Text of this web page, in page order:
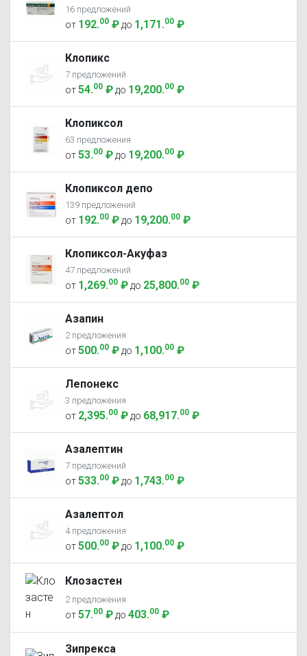
16 предложений
от 192.00 ₽ до 1,171.00 ₽
Клопикс
7 предложений
от54.00 ₽ до 19,200.00 ₽
Клопиксол
63 предложения
от53.00 ₽ до 19,200.00 ₽
Клопиксол депо
139 предложений
от 192.00 ₽ до 19,200.00 ₽
Клопиксол-Акуфаз
47 предложений
от 1,269.00 ₽ до 25,800.00 ₽
Азапин
2 предложения
от500.00 ₽ до 1,100.00 ₽
Лепонекс
3 предложения
от 2,395.00 ₽ до 68,917.00 ₽
Азалептин
7 предложений
от533.00 ₽ до 1,743.00 ₽
Азалептол
4 предложения
от500.00 ₽ до 1,100.00 ₽
Клозастен
2 предложения
от57.00 ₽ до 403.00 ₽
Зипрекса